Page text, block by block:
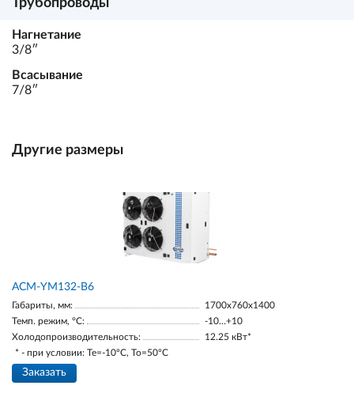
Трубопроводы
Нагнетание
3/8ʺ
Всасывание
7/8ʺ
Другие размеры
АСМ-YM132-В6
Габариты, мм:
1700х760х1400
Темп. режим, °С:
-10…+10
Холодопроизводительность:
12.25 кВт*
* - при условии: Te=-10ºC, To=50ºC
Заказать